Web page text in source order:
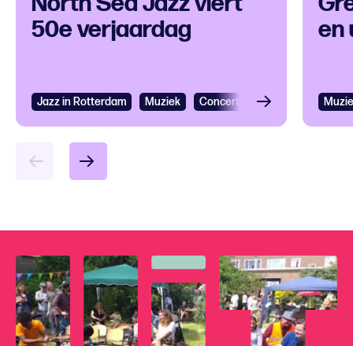
50e verjaardag
Jazz in Rotterdam Muziek Concertagenda Festival
en
Bekijken